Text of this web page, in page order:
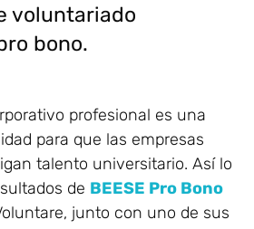
voluntariado
bono.
profesional es una
para que las empresas
talento universitario. Así lo
de BEESE Pro Bono
junto con uno de sus